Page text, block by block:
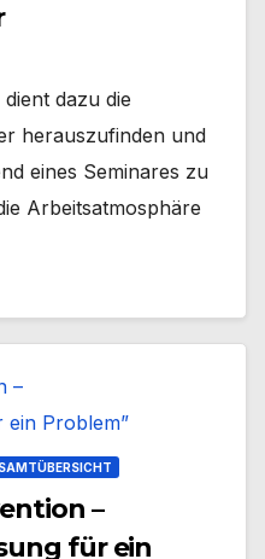
dazu die
herauszufinden und
eines Seminares zu
Arbeitsatmosphäre
–
für ein